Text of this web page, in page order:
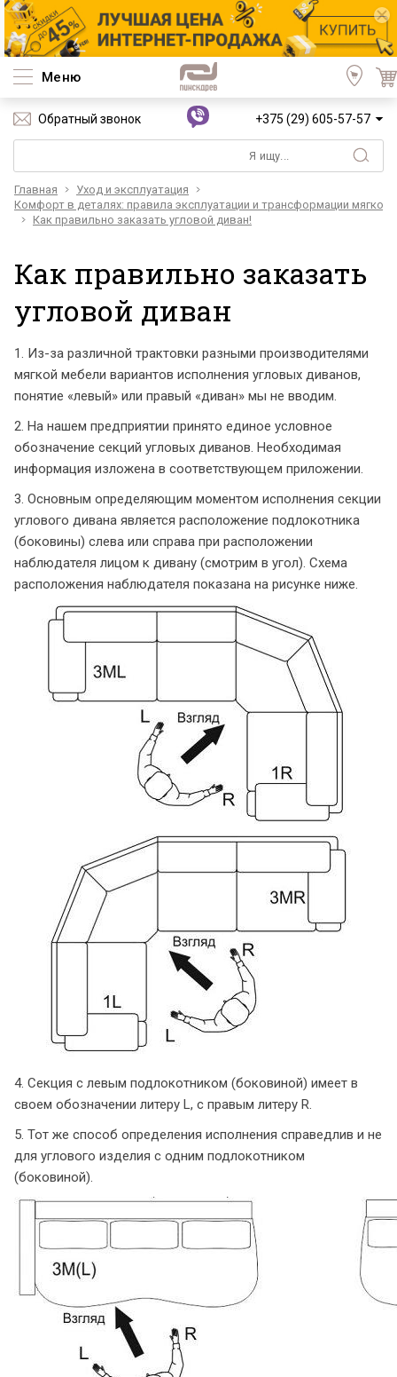
Меню
Обратный звонок +375 (29) 605-57-57
Главная
Уход и эксплуатация
Комфорт в деталях: правила эксплуатации и трансформации мягкой
Как правильно заказать угловой диван!
Как правильно заказать
угловой диван
1. Из-за различной трактовки разными производителями
мягкой мебели вариантов исполнения угловых диванов,
понятие «левый» или правый «диван» мы не вводим.
2. На нашем предприятии принято единое условное
обозначение секций угловых диванов. Необходимая
информация изложена в соответствующем приложении.
3. Основным определяющим моментом исполнения секции
углового дивана является расположение подлокотника
(боковины) слева или справа при расположении
наблюдателя лицом к дивану (смотрим в угол). Схема
расположения наблюдателя показана на рисунке ниже.
4. Секция с левым подлокотником (боковиной) имеет в
своем обозначении литеру L, с правым литеру R.
5. Тот же способ определения исполнения справедлив и не
для углового изделия с одним подлокотником
(боковиной).